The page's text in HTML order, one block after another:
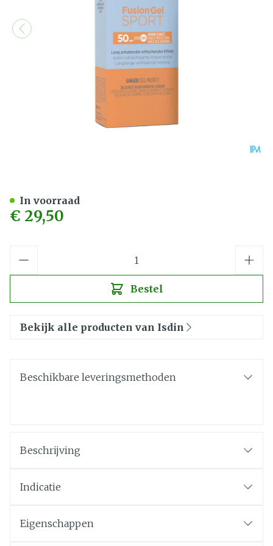
€ 29,50
Bestel
In voorraad
Bekijk alle producten van Isdin
Beschikbare leveringsmethoden
Beschrijving
Indicatie
Eigenschappen